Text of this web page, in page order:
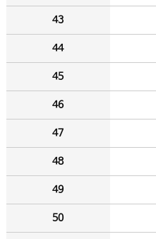
43
44
45
46
47
48
49
50